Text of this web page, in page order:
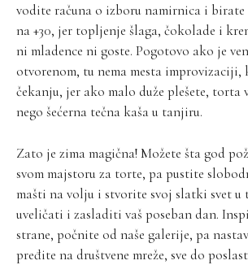
vodite računa o izboru namirnica i
na +30, jer topljenje šlaga, čokolade i
ni mladence ni goste. Pogotovo ako je
otvorenom, tu nema mesta improvizaciji,
čekanju, jer ako malo duže plešete, torta
nego šećerna tečna kaša u tanjiru.
Zato je zima magična! Možete šta god
svom majstoru za torte, pa pustite
mašti na volju i stvorite svoj slatki svet
uveličati i zasladiti vaš poseban dan.
strane, počnite od naše galerije, pa
pređite na društvene mreže, sve do